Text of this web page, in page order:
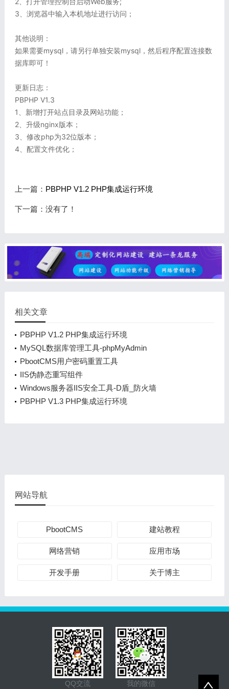
3、浏览器中输入本机地址进行访问；
其他说明：
如果需要mysql，请另行单独安装mysql，然后程序配置连接数
据库即可！
更新日志：
PBPHP V1.3
1、新增打开站点目录及网站功能；
2、升级nginx版本；
3、修改php为32位版本；
4、配置文件优化；
上一篇： PBPHP V1.2 PHP集成运行环境
下一篇：没有了！
相关文章
PBPHP V1.2 PHP集成运行环境
MySQL数据库管理工具-phpMyAdmin
PbootCMS用户密码重置工具
IIS伪静态重写组件
Windows服务器IIS安全工具-D盾_防火墙
PBPHP V1.3 PHP集成运行环境
网站导航
PbootCMS 建站教程
网络营销 应用市场
开发手册 关于博主
QQ交流 我的微信